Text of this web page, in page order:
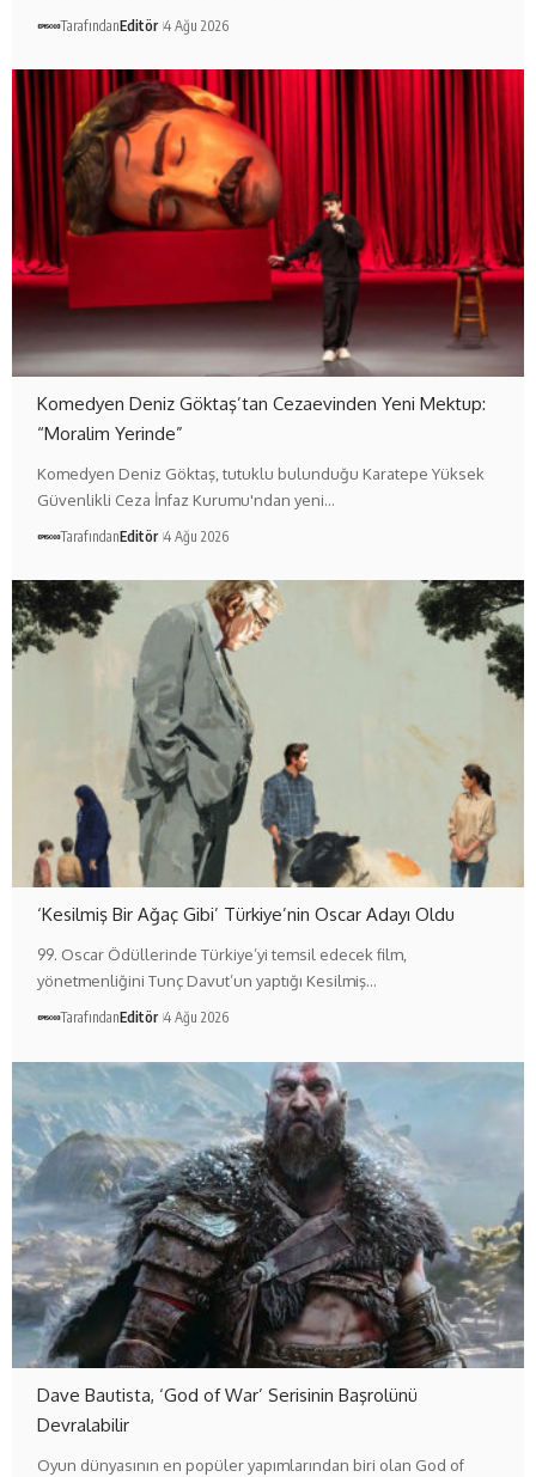
TarafındanEditör 4 Ağu 2026
Komedyen Deniz Göktaş’tan Cezaevinden Yeni Mektup:
“Moralim Yerinde”
Komedyen Deniz Göktaş, tutuklu bulunduğu Karatepe Yüksek
Güvenlikli Ceza İnfaz Kurumu'ndan yeni…
TarafındanEditör 4 Ağu 2026
‘Kesilmiş Bir Ağaç Gibi’ Türkiye’nin Oscar Adayı Oldu
99. Oscar Ödüllerinde Türkiye’yi temsil edecek film,
yönetmenliğini Tunç Davut’un yaptığı Kesilmiş…
TarafındanEditör 4 Ağu 2026
Dave Bautista, ‘God of War’ Serisinin Başrolünü
Devralabilir
Oyun dünyasının en popüler yapımlarından biri olan God of